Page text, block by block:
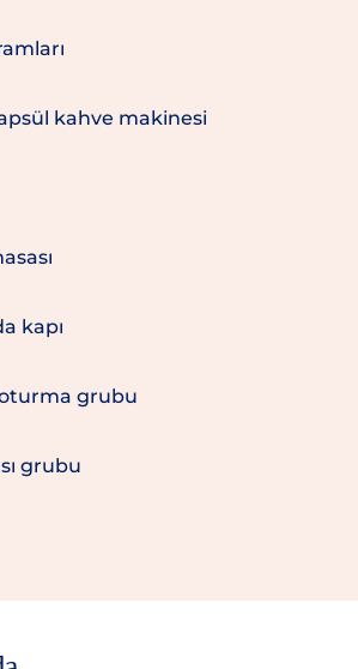
kahve makinesi
kapı
grubu
grubu